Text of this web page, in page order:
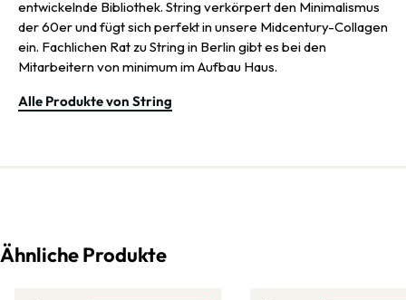
entwickelnde Bibliothek. String verkörpert den Minimalismus
der 60er und fügt sich perfekt in unsere Midcentury-Collagen
ein. Fachlichen Rat zu String in Berlin gibt es bei den
Mitarbeitern von minimum im Aufbau Haus.
Alle Produkte von String
Ähnliche Produkte